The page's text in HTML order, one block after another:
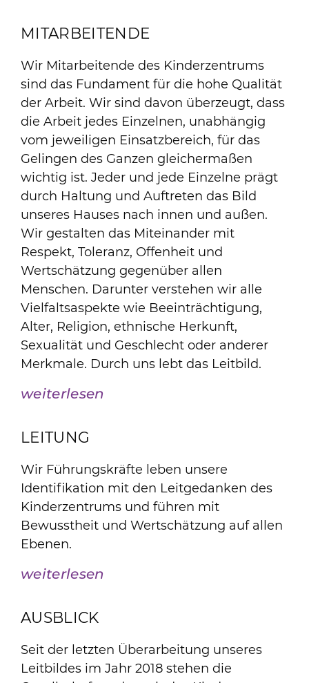
MITARBEITENDE
Wir Mitarbeitende des Kinderzentrums
sind das Fundament für die hohe Qualität
der Arbeit. Wir sind davon überzeugt, dass
die Arbeit jedes Einzelnen, unabhängig
vom jeweiligen Einsatzbereich, für das
Gelingen des Ganzen gleichermaßen
wichtig ist. Jeder und jede Einzelne prägt
durch Haltung und Auftreten das Bild
unseres Hauses nach innen und außen.
Wir gestalten das Miteinander mit
Respekt, Toleranz, Offenheit und
Wertschätzung gegenüber allen
Menschen. Darunter verstehen wir alle
Vielfaltsaspekte wie Beeinträchtigung,
Alter, Religion, ethnische Herkunft,
Sexualität und Geschlecht oder anderer
Merkmale. Durch uns lebt das Leitbild.
weiterlesen
LEITUNG
Wir Führungskräfte leben unsere
Identifikation mit den Leitgedanken des
Kinderzentrums und führen mit
Bewusstheit und Wertschätzung auf allen
Ebenen.
weiterlesen
AUSBLICK
Seit der letzten Überarbeitung unseres
Leitbildes im Jahr 2018 stehen die